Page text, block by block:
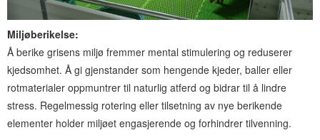
Miljøberikelse:
Å berike grisens miljø fremmer mental stimulering og reduserer
kjedsomhet. Å gi gjenstander som hengende kjeder, baller eller
rotmaterialer oppmuntrer til naturlig atferd og bidrar til å lindre
stress. Regelmessig rotering eller tilsetning av nye berikende
elementer holder miljøet engasjerende og forhindrer tilvenning.